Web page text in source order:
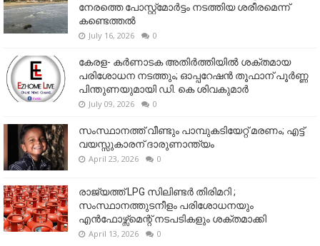
നേരത്തെ പോസ്റ്റ്‌മോർട്ടം നടത്തിയ ശരീരമെന്ന്
കണ്ടെത്തൽ
July 16, 2026 0
കേരള- കർണാടക അതിർത്തിയിൽ ശക്തമായ
പരിശോധന നടത്തും; ഓപ്പറേഷൻ തൂഫാന് പൂർണ്ണ
പിന്തുണയുമായി ഡി. കെ ശിവകുമാർ
July 09, 2026 0
സംസ്ഥാനത്ത് വീണ്ടും പാമ്പുകടിയേറ്റ് മരണം; എട്ട്
വയസ്സുകാരന് ദാരുണാന്ത്യം
April 23, 2026 0
രാജ്യത്ത് LPG സിലിണ്ടർ തിരിമറി ;
സംസ്ഥാനത്തുടനീളം പരിശോധനയും
എൻഫോഴ്സ്മെന്റ് നടപടികളും ശക്തമാക്കി
April 13, 2026 0